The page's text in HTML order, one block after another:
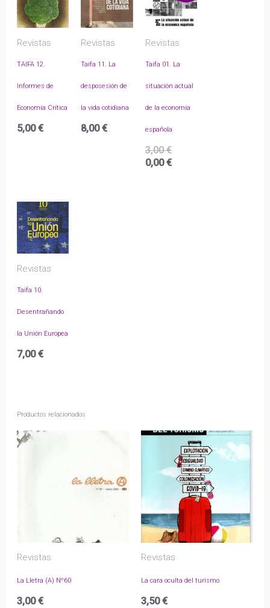
Revistas
TAIFA 12.
Informes de
Economía Crítica
5,00€
Revistas
Taifa 11. La
desposesión de
la vida cotidiana
8,00€
Revistas
Taifa 01. La
situación actual
de la economía
española
3,00€El
precio
0,00€El
Revistas
Taifa 10.
Desentrañando
la Unión Europea
7,00€
Productos relacionados
Revistas
La Lletra (A) Nº60
3,00€
Revistas
La cara oculta del turismo
3,50€